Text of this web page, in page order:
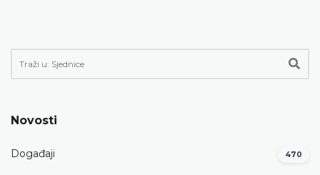
Novosti
Događaji 470